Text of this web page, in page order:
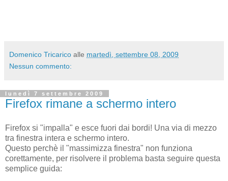
Domenico Tricarico alle martedì, settembre 08, 2009
Nessun commento:
lunedì 7 settembre 2009
Firefox rimane a schermo intero
Firefox si "impalla" e esce fuori dai bordi! Una via di mezzo
tra finestra intera e schermo intero.
Questo perchè il "massimizza finestra" non funziona
corettamente, per risolvere il problema basta seguire questa
semplice guida: